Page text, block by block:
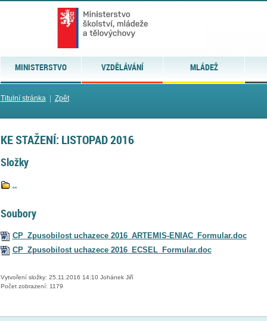
MINISTERSTVO VZDĚLÁVÁNÍ MLÁDEŽ
Titulní stránka| Zpět
KE STAŽENÍ: LISTOPAD 2016
Složky
..
Soubory
CP_Zpusobilost uchazece 2016_ARTEMIS-ENIAC_Formular.doc
CP_Zpusobilost uchazece 2016_ECSEL_Formular.doc
Vytvoření složky: 25.11.2016 14:10 Johánek Jiří
Počet zobrazení: 1179